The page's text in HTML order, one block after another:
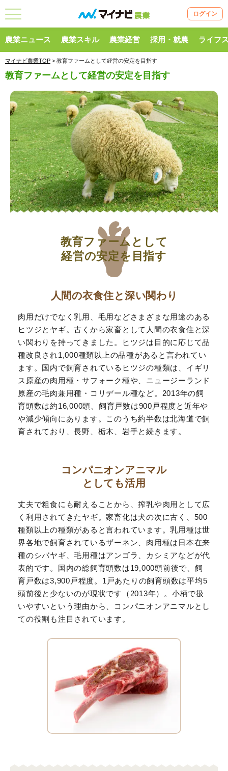
ログイン
農業ニュース 農業スキル 農業経営 採用・就農 ライフ
マイナビ農業TOP > 教育ファームとして経営の安定を目指す
教育ファームとして経営の安定を目指す
教育ファームとして
経営の安定を目指す
人間の衣食住と深い関わり
肉用だけでなく乳用、毛用などさまざまな用途のある
ヒツジとヤギ。古くから家畜として人間の衣食住と深
い関わりを持ってきました。ヒツジは目的に応じて品
種改良され1,000種類以上の品種があると言われてい
ます。国内で飼育されているヒツジの種類は、イギリ
ス原産の肉用種・サフォーク種や、ニュージーランド
原産の毛肉兼用種・コリデール種など。2013年の飼
育頭数は約16,000頭、飼育戸数は900戸程度と近年や
や減少傾向にあります。このうち約半数は北海道で飼
育されており、長野、栃木、岩手と続きます。
コンパニオンアニマル
としても活用
丈夫で粗食にも耐えることから、搾乳や肉用として広
く利用されてきたヤギ。家畜化は犬の次に古く、500
種類以上の種類があると言われています。乳用種は世
界各地で飼育されているザーネン、肉用種は日本在来
種のシバヤギ、毛用種はアンゴラ、カシミアなどが代
表的です。国内の総飼育頭数は19,000頭前後で、飼
育戸数は3,900戸程度。1戸あたりの飼育頭数は平均5
頭前後と少ないのが現状です（2013年）。小柄で扱
いやすいという理由から、コンパニオンアニマルとし
ての役割も注目されています。